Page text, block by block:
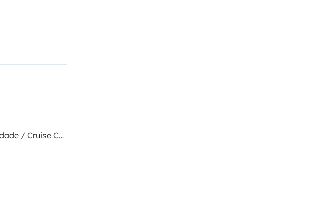
Regulador de velocidade / Cruise Control